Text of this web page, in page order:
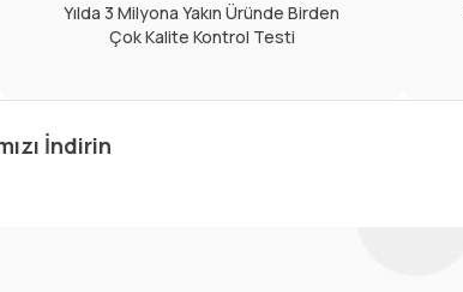
Yılda 3 Milyona Yakın Üründe Birden
Çok Kalite Kontrol Testi
İndirin